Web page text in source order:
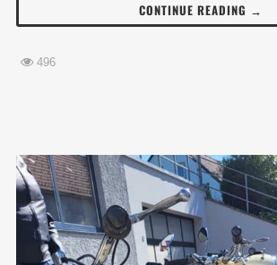
CONTINUE READING →
496